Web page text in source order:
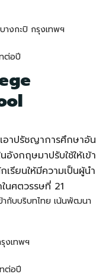
างกะปิ กรุงเทพฯ
ต่อปี
าปรัชญาการศึกษาอัน
งกฤษมาปรับใช้ให้เข้า
รียนให้มีความเป็นผู้นำ
นศตวรรษที่ 21
กับบริบทไทย เน้นพัฒนา
งเทพฯ
ต่อปี